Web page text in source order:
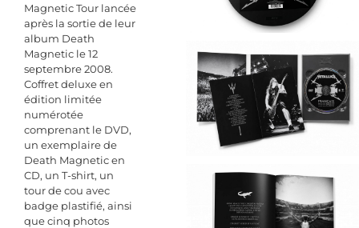
Magnetic Tour lancée
après la sortie de leur
album Death
Magnetic le 12
septembre 2008.
Coffret deluxe en
édition limitée
numérotée
comprenant le DVD,
un exemplaire de
Death Magnetic en
CD, un T-shirt, un
tour de cou avec
badge plastifié, ainsi
que cinq photos